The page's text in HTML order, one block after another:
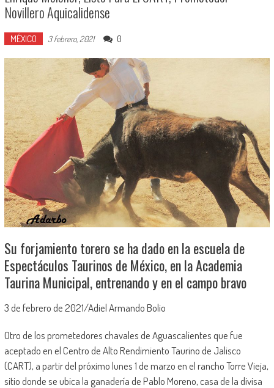
Novillero Aquicalidense
MÉXICO 3 febrero, 2021 0
Su forjamiento torero se ha dado en la escuela de
Espectáculos Taurinos de México, en la Academia
Taurina Municipal, entrenando y en el campo bravo
3 de febrero de 2021/Adiel Armando Bolio
Otro de los prometedores chavales de Aguascalientes que fue
aceptado en el Centro de Alto Rendimiento Taurino de Jalisco
(CART), a partir del próximo lunes 1 de marzo en el rancho Torre Vieja,
sitio donde se ubica la ganadería de Pablo Moreno, casa de la divisa